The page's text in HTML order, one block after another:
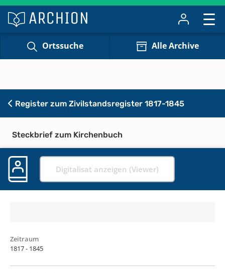
Ortssuche Alle Archive
Register zum Zivilstandsregister 1817-1845
Steckbrief zum Kirchenbuch
Digitalisat anzeigen (Viewer)
Zeitraum
1817 - 1845